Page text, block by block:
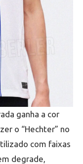
ganha a cor
o “Hechter” no
com faixas
degrade,